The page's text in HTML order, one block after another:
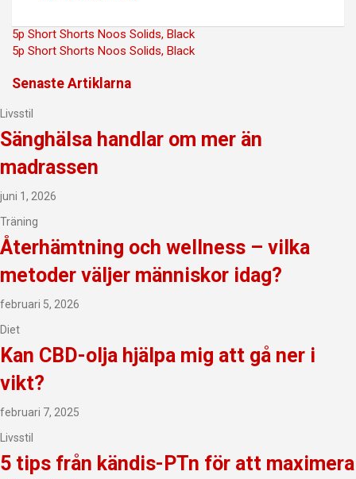
Inläggsnavigering
5p Short Shorts Noos Solids, Black
5p Short Shorts Noos Solids, Black
Senaste Artiklarna
Livsstil
Sänghälsa handlar om mer än
madrassen
juni 1, 2026
Träning
Återhämtning och wellness – vilka
metoder väljer människor idag?
februari 5, 2026
Diet
Kan CBD-olja hjälpa mig att gå ner i
vikt?
februari 7, 2025
Livsstil
5 tips från kändis-PTn för att maximera